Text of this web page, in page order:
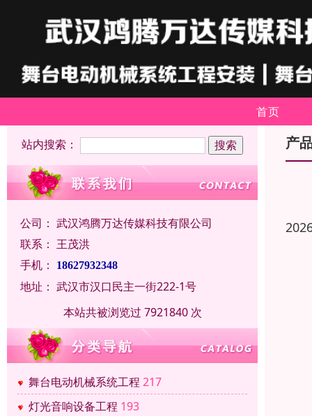
首页
站内搜索：
公司： 武汉鸿腾万达传媒科技有限公司
联系： 王茂洪
手机：
18627932348
地址： 武汉市汉口民主一街222-1号
本站共被浏览过 7921840 次
舞台电动机械系统工程 217
灯光音响设备工程 193
产